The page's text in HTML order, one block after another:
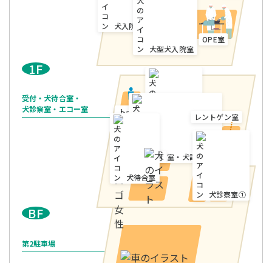
犬入院室
大型犬入院室
OPE室
1F
受付・犬待合室・
犬診察室・エコー室
犬診察室③
トイレ
エコー室・犬診察室②
レントゲン室
受付
犬待合室
犬診察室①
BF
第2駐車場